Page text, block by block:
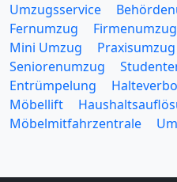
Umzugsservice
Fernumzug
Firmenumzug
Mini Umzug
Praxisumzug
Seniorenumzug
Entrümpelung
Möbellift
Möbelmitfahrzentrale